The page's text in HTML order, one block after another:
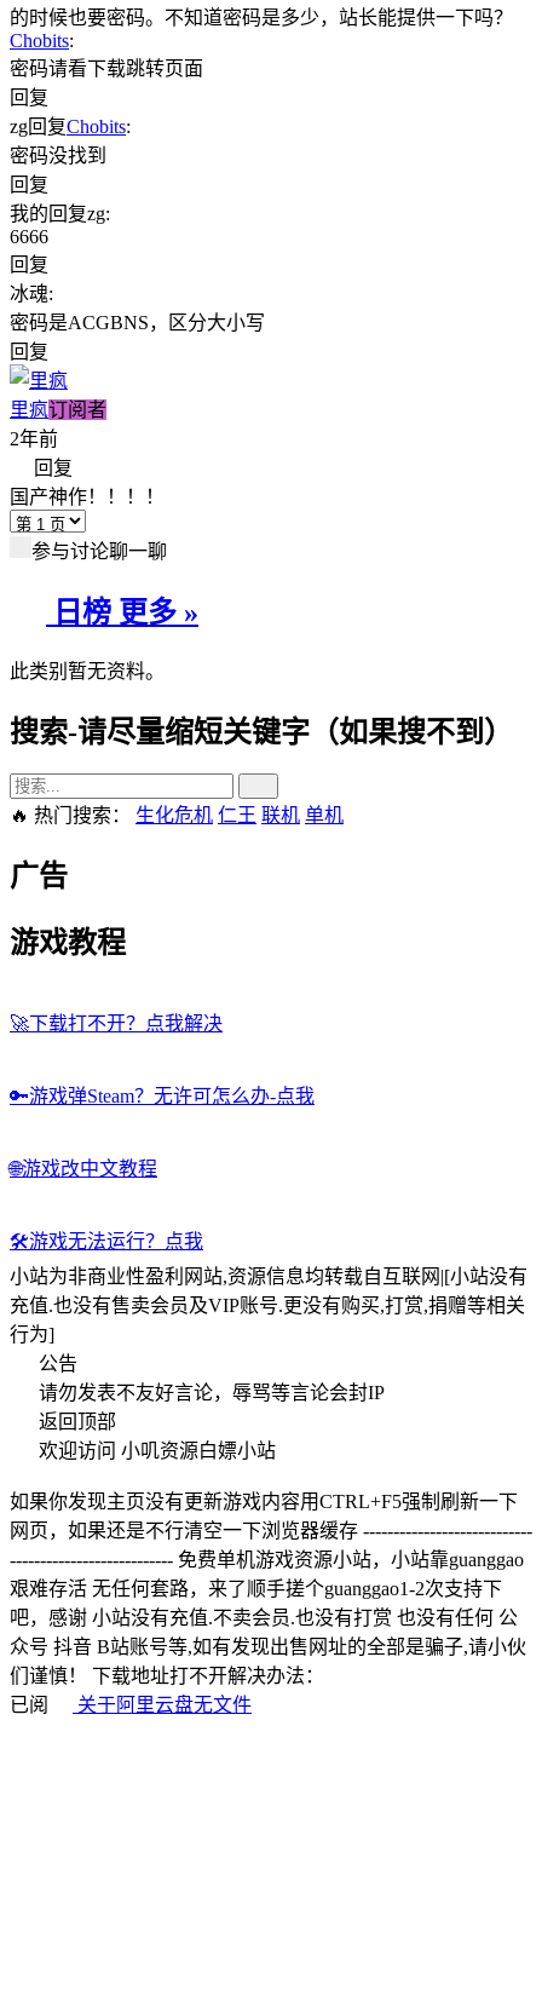
的时候也要密码。不知道密码是多少，站长能提供一下吗？
Chobits:
密码请看下载跳转页面
回复
zg回复Chobits:
密码没找到
回复
我的回复zg:
6666
回复
冰魂:
密码是ACGBNS，区分大小写
回复
里疯订阅者
2年前
回复
国产神作！！！！
参与讨论聊一聊
日榜 更多 »
此类别暂无资料。
搜索-请尽量缩短关键字（如果搜不到）
🔥 热门搜索： 生化危机 仁王 联机 单机
广告
游戏教程
🚀下载打不开？点我解决
🔑游戏弹Steam？无许可怎么办-点我
🌐游戏改中文教程
🛠️游戏无法运行？点我
小站为非商业性盈利网站,资源信息均转载自互联网|[小站没有
充值.也没有售卖会员及VIP账号.更没有购买,打赏,捐赠等相关
行为]
公告
请勿发表不友好言论，辱骂等言论会封IP
返回顶部
欢迎访问 小叽资源白嫖小站
如果你发现主页没有更新游戏内容用CTRL+F5强制刷新一下
网页，如果还是不行清空一下浏览器缓存 ----------------------------
--------------------------- 免费单机游戏资源小站，小站靠guanggao
艰难存活 无任何套路，来了顺手搓个guanggao1-2次支持下
吧，感谢 小站没有充值.不卖会员.也没有打赏 也没有任何 公
众号 抖音 B站账号等,如有发现出售网址的全部是骗子,请小伙
们谨慎！ 下载地址打不开解决办法：
已阅
关于阿里云盘无文件